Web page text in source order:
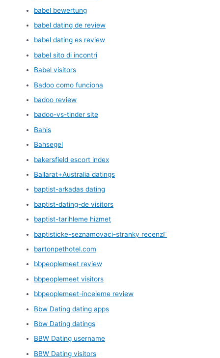
babel bewertung
babel dating de review
babel dating es review
babel sito di incontri
Babel visitors
Badoo como funciona
badoo review
badoo-vs-tinder site
Bahis
Bahsegel
bakersfield escort index
Ballarat+Australia datings
baptist-arkadas dating
baptist-dating-de visitors
baptist-tarihleme hizmet
baptisticke-seznamovaci-stranky recenzГ­
bartonpethotel.com
bbpeoplemeet review
bbpeoplemeet visitors
bbpeoplemeet-inceleme review
Bbw Dating dating apps
Bbw Dating datings
BBW Dating username
BBW Dating visitors